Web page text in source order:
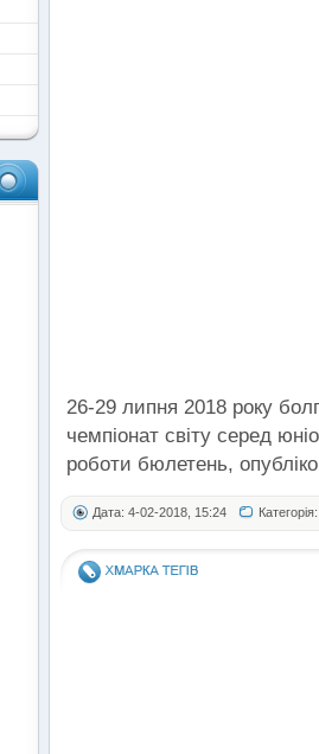
26-29 липня 2018 року
чемпіонат світу серед
роботи бюлетень,
Дата: 4-02-2018, 15:24